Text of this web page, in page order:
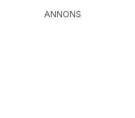
ANNONS